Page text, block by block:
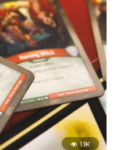
1.1K